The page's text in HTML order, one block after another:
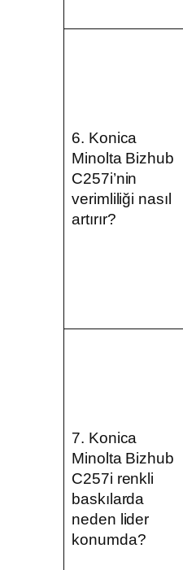
6. Konica
Minolta Bizhub
C257i’nin
verimliliği nasıl
artırır?
7. Konica
Minolta Bizhub
C257i renkli
baskılarda
neden lider
konumda?